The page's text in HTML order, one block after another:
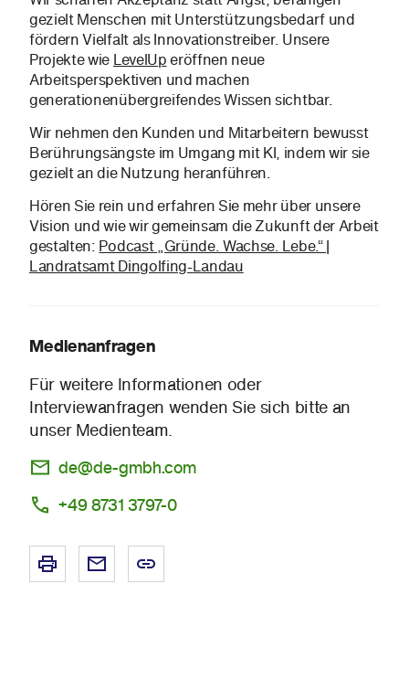
gezielt Menschen mit Unterstützungsbedarf und
fördern Vielfalt als Innovationstreiber. Unsere
Projekte wie LevelUperöffnen neue
Arbeitsperspektiven und machen
generationenübergreifendes Wissen sichtbar.
Wir nehmen den Kunden und Mitarbeitern bewusst
Berührungsängste im Umgang mit KI, indem wir sie
gezielt an die Nutzung heranführen.
Hören Sie rein und erfahren Sie mehr über unsere
Vision und wie wir gemeinsam die Zukunft der Arbeit
gestalten: Podcast „Gründe. Wachse. Lebe.“ |
Landratsamt Dingolfing-Landau
Medienanfragen
Für weitere Informationen oder
Interviewanfragen wenden Sie sich bitte an
unser Medienteam.
de@de-gmbh.com
+49 8731 3797-0